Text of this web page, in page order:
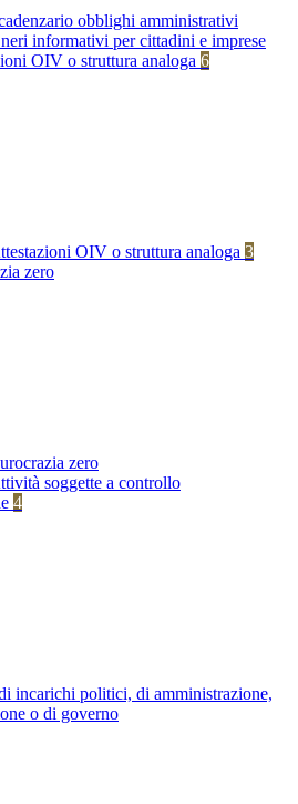
obblighi amministrativi
informativi per cittadini e imprese
OIV o struttura analoga 6
OIV o struttura analoga 3
zero
zero
soggette a controllo
4
incarichi politici, di amministrazione,
o di governo